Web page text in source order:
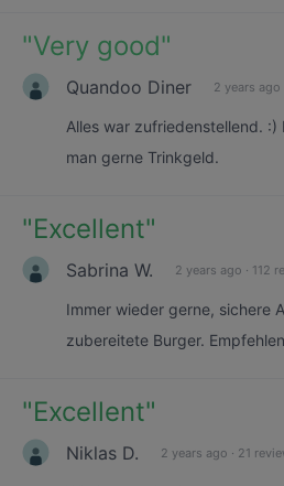
"Very good"
Quandoo Diner 2 years ago
Alles war zufriedenstellend.
man gerne Trinkgeld.
"Excellent"
Sabrina W. 2 years ago · 112
Immer wieder gerne, sichere
zubereitete Burger.
"Excellent"
Niklas D. 2 years ago · 21